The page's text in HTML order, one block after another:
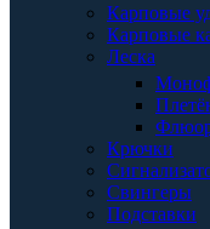
Карповые
Карповые
Леска
Крючки
Свингеры
Подставки